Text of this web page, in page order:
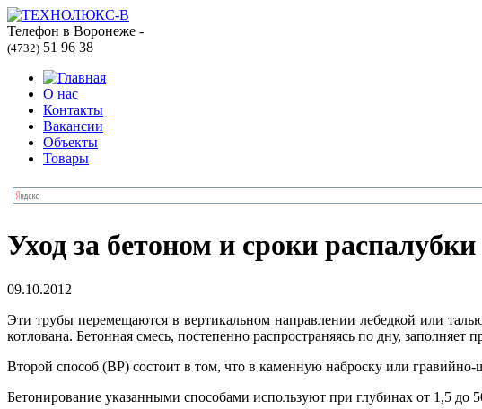
Телефон в Воронеже -
(4732) 51 96 38
О нас
Контакты
Вакансии
Объекты
Товары
Уход за бетоном и сроки распалубки
09.10.2012
Эти трубы перемещаются в вертикальном направлении лебедкой или
котлована. Бетонная смесь, постепенно распространяясь по дну,
Второй способ (BP) состоит в том, что в каменную наброску или
Бетонирование указанными способами используют при глубинах от 1,5 до